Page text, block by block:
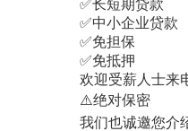
✅长短期贷款
✅中小企业贷款
✅免担保
✅免抵押
欢迎受薪人士来
⚠️绝对保密
我们也诚邀您介